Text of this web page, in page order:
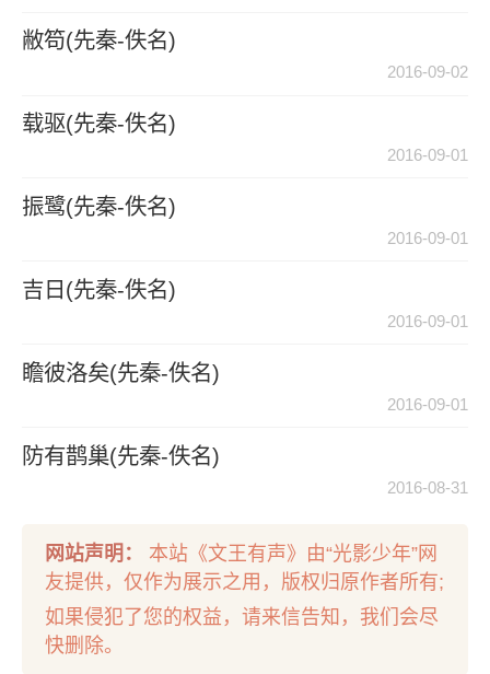
敝笱(先秦-佚名)
2016-09-02
载驱(先秦-佚名)
2016-09-01
振鹭(先秦-佚名)
2016-09-01
吉日(先秦-佚名)
2016-09-01
瞻彼洛矣(先秦-佚名)
2016-09-01
防有鹊巢(先秦-佚名)
2016-08-31
网站声明：
本站《文王有声》由“光影少年”网
友提供，仅作为展示之用，版权归原作者所有;
如果侵犯了您的权益，请来信告知，我们会尽
快删除。